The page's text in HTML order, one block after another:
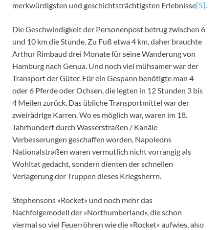
merkwürdigsten und geschichtsträchtigsten Erlebnisse[5].
Die Geschwindigkeit der Personenpost betrug zwischen 6
und 10 km die Stunde. Zu Fuß etwa 4 km, daher brauchte
Arthur Rimbaud drei Monate für seine Wanderung von
Hamburg nach Genua. Und noch viel mühsamer war der
Transport der Güter. Für ein Gespann benötigte man 4
oder 6 Pferde oder Ochsen, die legten in 12 Stunden 3 bis
4 Meilen zurück. Das übliche Transportmittel war der
zweirädrige Karren. Wo es möglich war, waren im 18.
Jahrhundert durch Wasserstraßen / Kanäle
Verbesserungen geschaffen worden, Napoleons
Nationalstraßen waren vermutlich nicht vorrangig als
Wohltat gedacht, sondern dienten der schnellen
Verlagerung der Truppen dieses Kriegsherrn.
Stephensons »Rocket« und noch mehr das
Nachfolgemodell der »Northumberland«, die schon
viermal so viel Feuerröhren wie die »Rocket« aufwies, also